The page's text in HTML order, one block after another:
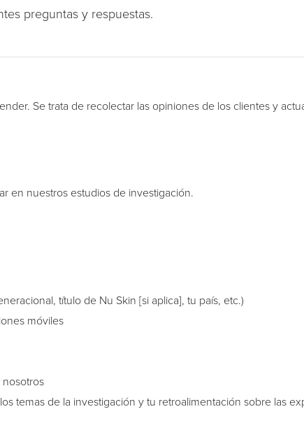
preguntas y respuestas.
Se trata de recolectar las opiniones de los clientes y
en nuestros estudios de investigación.
título de Nu Skin [si aplica], tu país, etc.)
móviles
temas de la investigación y tu retroalimentación sobre las